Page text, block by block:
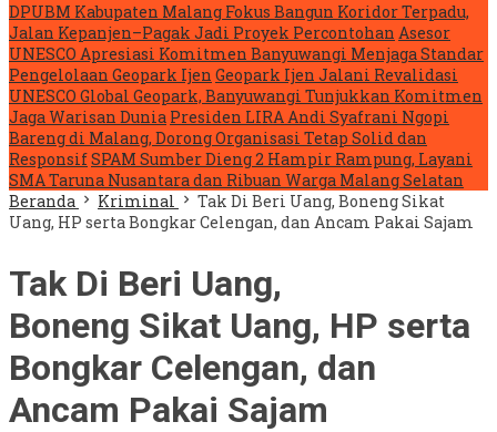
DPUBM Kabupaten Malang Fokus Bangun Koridor Terpadu,
Jalan Kepanjen–Pagak Jadi Proyek Percontohan Asesor
UNESCO Apresiasi Komitmen Banyuwangi Menjaga Standar
Pengelolaan Geopark Ijen Geopark Ijen Jalani Revalidasi
UNESCO Global Geopark, Banyuwangi Tunjukkan Komitmen
Jaga Warisan Dunia Presiden LIRA Andi Syafrani Ngopi
Bareng di Malang, Dorong Organisasi Tetap Solid dan
ResponsifSPAM Sumber Dieng 2 Hampir Rampung, Layani
SMA Taruna Nusantara dan Ribuan Warga Malang Selatan
Beranda
Kriminal
Tak Di Beri Uang, Boneng Sikat
Uang, HP serta Bongkar Celengan, dan Ancam Pakai Sajam
Tak Di Beri Uang,
Boneng Sikat Uang, HP serta
Bongkar Celengan, dan
Ancam Pakai Sajam